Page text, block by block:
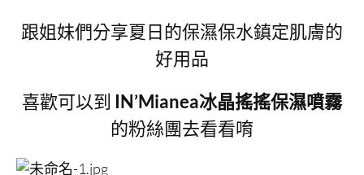
跟姐妹們分享夏日的保濕保水鎮定肌膚的
好用品
喜歡可以到 IN’Mianea冰晶搖搖保濕噴霧
的粉絲團去看看唷